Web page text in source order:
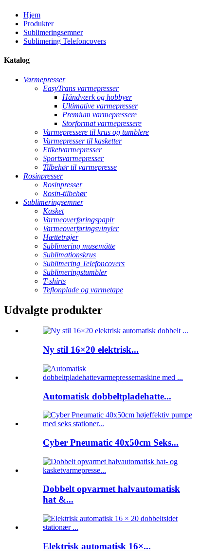
Hjem
Produkter
Sublimeringsemner
Sublimering Telefoncovers
Katalog
Varmepresser
EasyTrans varmepresser
Håndværk og hobbyer
Ultimative varmepresser
Premium varmepressere
Storformat varmepressere
Varmepressere til krus og tumblere
Varmepresser til kasketter
Etiketvarmepresser
Sportsvarmepresser
Tilbehør til varmepresse
Rosinpresser
Rosinpresser
Rosin-tilbehør
Sublimeringsemner
Kasket
Varmeoverføringspapir
Varmeoverføringsvinyler
Hættetrøjer
Sublimering musemåtte
Sublimationskrus
Sublimering Telefoncovers
Sublimeringstumbler
T-shirts
Teflonplade og varmetape
Udvalgte produkter
Ny stil 16×20 elektrisk...
Automatisk dobbeltpladehatte...
Cyber ​​Pneumatic 40x50cm Seks...
Dobbelt opvarmet halvautomatisk
hat &...
Elektrisk automatisk 16×...